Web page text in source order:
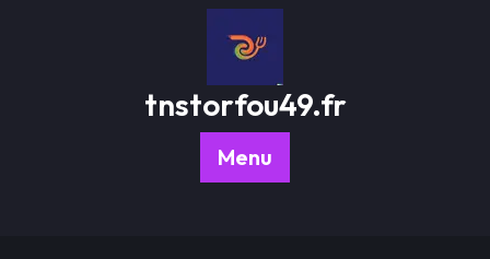
tnstorfou49.fr
Menu